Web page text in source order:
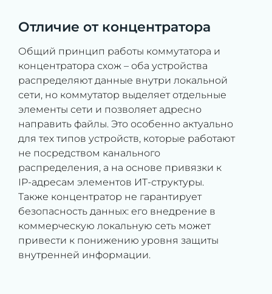
Отличие от концентратора
Общий принцип работы коммутатора и
концентратора схож – оба устройства
распределяют данные внутри локальной
сети, но коммутатор выделяет отдельные
элементы сети и позволяет адресно
направить файлы. Это особенно актуально
для тех типов устройств, которые работают
не посредством канального
распределения, а на основе привязки к
IP-адресам элементов ИТ-структуры.
Также концентратор не гарантирует
безопасность данных: его внедрение в
коммерческую локальную сеть может
привести к понижению уровня защиты
внутренней информации.